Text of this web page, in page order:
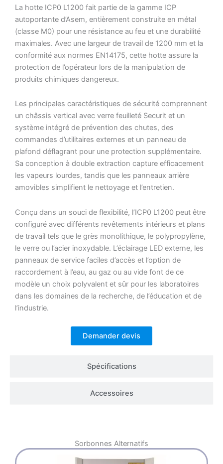
Spécifications
Accessoires
La hotte ICP0 L1200 fait partie de la gamme ICP
autoportante d’Asem, entièrement construite en métal
(classe M0) pour une résistance au feu et une durabilité
maximales. Avec une largeur de travail de 1200 mm et la
conformité aux normes EN14175, cette hotte assure la
protection de l’opérateur lors de la manipulation de
produits chimiques dangereux.
Les principales caractéristiques de sécurité comprennent
un châssis vertical avec verre feuilleté Securit et un
système intégré de prévention des chutes, des
commandes d’utilitaires externes et un panneau de
plafond déflagrant pour une protection supplémentaire.
Sa conception à double extraction capture efficacement
les vapeurs lourdes, tandis que les panneaux arrière
amovibles simplifient le nettoyage et l’entretien.
Conçu dans un souci de flexibilité, l’ICP0 L1200 peut être
configuré avec différents revêtements intérieurs et plans
de travail tels que le grès monolithique, le polypropylène,
le verre ou l’acier inoxydable. L’éclairage LED externe, les
panneaux de service faciles d’accès et l’option de
raccordement à l’eau, au gaz ou au vide font de ce
modèle un choix polyvalent et sûr pour les laboratoires
dans les domaines de la recherche, de l’éducation et de
l’industrie.
Demander devis
Sorbonnes Alternatifs